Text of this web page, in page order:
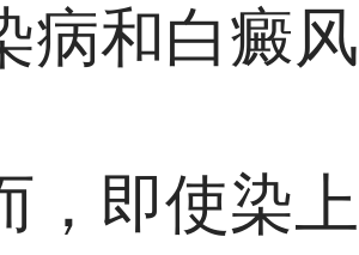
病和白癜
，即使染